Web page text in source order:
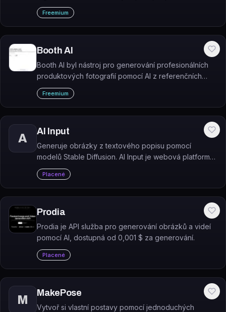
než 30 AI modelů. Platforma je v současnosti
označována jako neaktivní (shutdown).
Freemium
Booth AI
Booth AI byl nástroj pro generování profesionálních
produktových fotografií pomocí AI z referenčních
snímků a textového promptu, bez potřeby fyzického
focení. Služba byla ke květnu 2025 ukončena.
Freemium
A
AI Input
Generuje obrázky z textového popisu pomocí
modelů Stable Diffusion. AI Input je webová platforma,
která umožňuje vytvářet, prohlížet a spravovat AI-
generované obrázky přes prohlížeč i API.
Placené
Prodia
Prodia je API služba pro generování obrázků a videí
pomocí AI, dostupná od 0,001 $ za generování.
Placené
M
MakePose
Vytvoř si vlastní postavy pomocí jednoduchých